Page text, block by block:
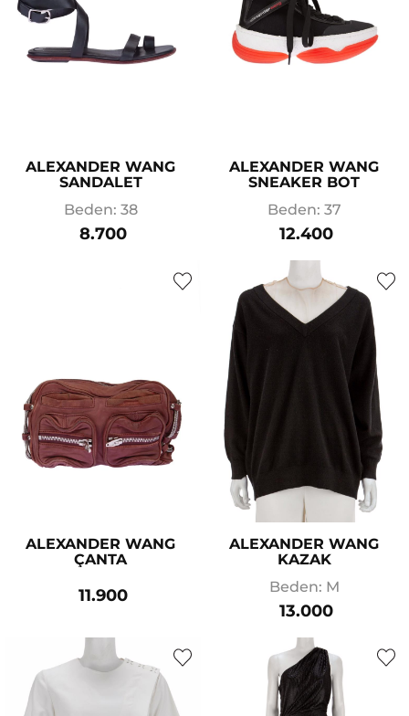
ALEXANDER WANG
SANDALET
Beden: 38
8.700
ALEXANDER WANG
SNEAKER BOT
Beden: 37
12.400
ALEXANDER WANG
ÇANTA
11.900
ALEXANDER WANG
KAZAK
Beden: M
13.000